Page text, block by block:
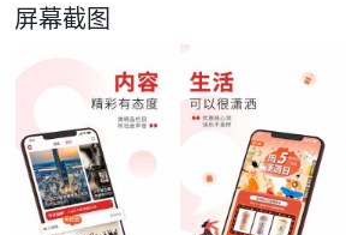
屏幕截图